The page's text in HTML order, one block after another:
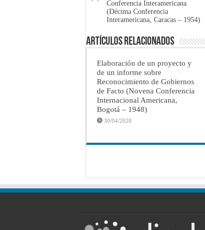
Conferencia Interamericana
(Décima Conferencia
Interamericana, Caracas – 1954)
Artículos Relacionados
Elaboración de un proyecto y
de un informe sobre
Reconocimiento de Gobiernos
de Facto (Novena Conferencia
Internacional Americana,
Bogotá – 1948)
30/04/2020